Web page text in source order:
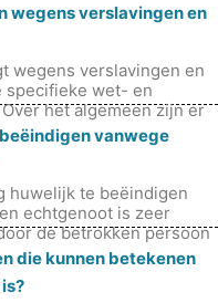
wegens verslavingen en
wegens verslavingen en
specifieke wet- en
het algemeen zijn er
vanwege
huwelijk te beëindigen
echtgenoot is zeer
de betrokken persoon
die kunnen betekenen